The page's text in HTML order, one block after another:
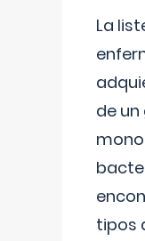
La
de un
tipos